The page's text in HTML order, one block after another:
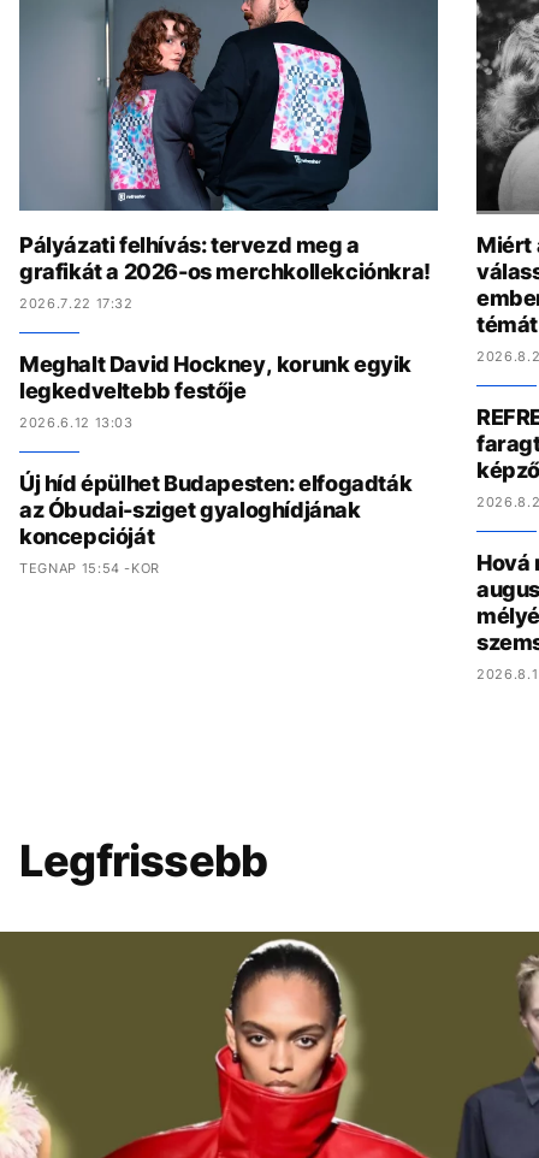
Pályázati felhívás: tervezd meg a
grafikát a 2026-os merchkollekciónkra!
2026.7.22 17:32
Meghalt David Hockney, korunk egyik
legkedveltebb festője
2026.6.12 13:03
Új híd épülhet Budapesten: elfogadták
az Óbudai-sziget gyaloghídjának
koncepcióját
TEGNAP 15:54 -KOR
Miért
témát
Hová
Legfrissebb